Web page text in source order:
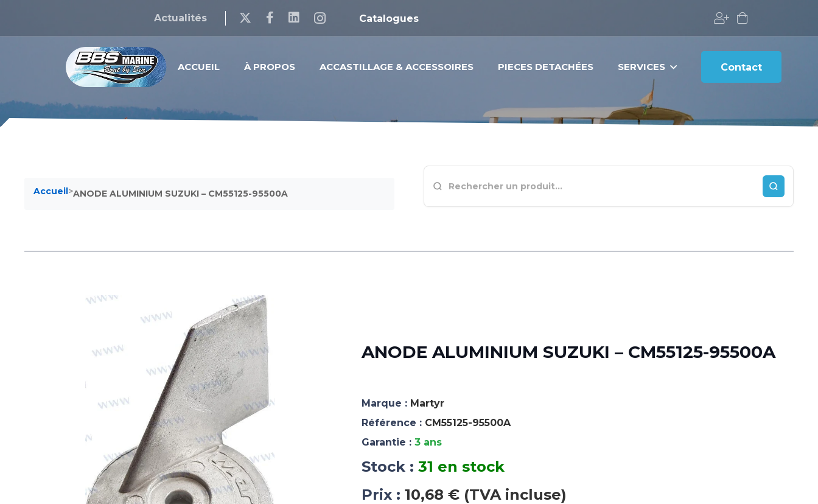
Actualités Catalogues
ACCUEIL À PROPOS ACCASTILLAGE & ACCESSOIRES PIECES DETACHÉES SERVICES Contact
Accueil>ANODE ALUMINIUM SUZUKI – CM55125-95500A
ANODE ALUMINIUM SUZUKI – CM55125-95500A
Marque : Martyr
Référence : CM55125-95500A
Garantie : 3 ans
Stock : 31 en stock
Prix : 10,68 € (TVA incluse)